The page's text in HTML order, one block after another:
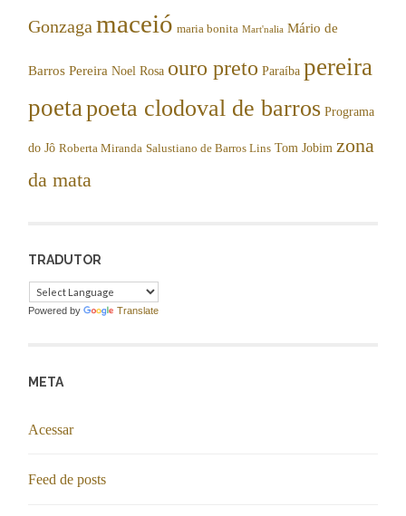
Gonzaga maceió maria bonita Mart'nalia Mário de
Barros Pereira Noel Rosa ouro preto Paraíba pereira
poeta poeta clodoval de barros Programa
do Jô Roberta Miranda Salustiano de Barros Lins Tom Jobim zona
da mata
TRADUTOR
Powered by Translate
META
Acessar
Feed de posts